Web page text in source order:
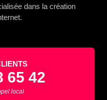
dans la création
65 42
local